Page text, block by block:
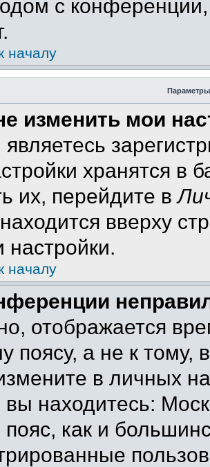
с
началу
Параметры
изменить мои
хранятся в
их, перейдите в
вверху
настройки.
началу
отображается
поясу, а не к тому,
в личных
вы находитесь:
как и